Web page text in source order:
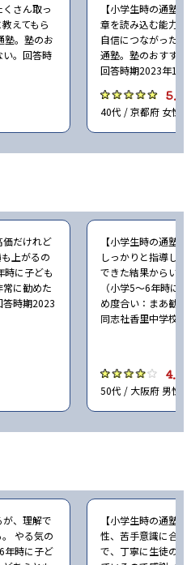
くさん取っ
えてもら
塾。塾のお
い。回答時
【小学生時の通塾
章を読み込む能力
自信につながった
通塾。塾のおすす
回答時期2023年11
5.0
40代 / 京都府 女性
価だけれど
上がるの
時に子ども
に勧めた
答時期2023
【小学生時の通塾
しっかりと指導し
できた結果からい
（小学5〜6年時に
め度合い：まあ勧
同志社香里中学校
4.0
50代 / 大阪府 男性
が、理解で
やる気の
年時に子ど
【小学生時の通塾
性、苦手意識に合
で、丁寧に生徒の